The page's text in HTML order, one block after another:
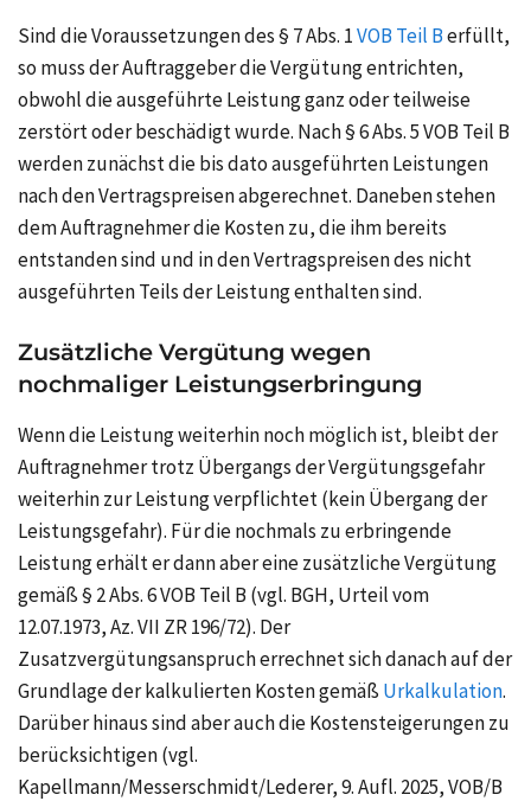
Sind die Voraussetzungen des § 7 Abs. 1VOB Teil Berfüllt,
so muss der Auftraggeber die Vergütung entrichten,
obwohl die ausgeführte Leistung ganz oder teilweise
zerstört oder beschädigt wurde. Nach § 6 Abs. 5 VOB Teil B
werden zunächst die bis dato ausgeführten Leistungen
nach den Vertragspreisen abgerechnet. Daneben stehen
dem Auftragnehmer die Kosten zu, die ihm bereits
entstanden sind und in den Vertragspreisen des nicht
ausgeführten Teils der Leistung enthalten sind.
Zusätzliche Vergütung wegen
nochmaliger Leistungserbringung
Wenn die Leistung weiterhin noch möglich ist, bleibt der
Auftragnehmer trotz Übergangs der Vergütungsgefahr
weiterhin zur Leistung verpflichtet (kein Übergang der
Leistungsgefahr). Für die nochmals zu erbringende
Leistung erhält er dann aber eine zusätzliche Vergütung
gemäß § 2 Abs. 6 VOB Teil B (vgl. BGH, Urteil vom
12.07.1973, Az. VII ZR 196/72). Der
Zusatzvergütungsanspruch errechnet sich danach auf der
Grundlage der kalkulierten Kosten gemäß Urkalkulation.
Darüber hinaus sind aber auch die Kostensteigerungen zu
berücksichtigen (vgl.
Kapellmann/Messerschmidt/Lederer, 9. Aufl. 2025, VOB/B